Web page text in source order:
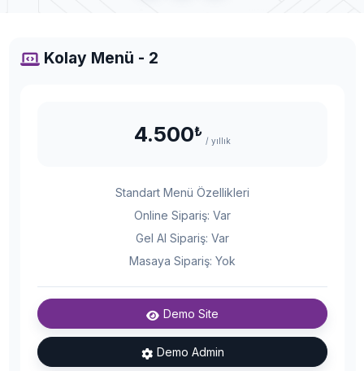
Kolay Menü - 2
4.500₺
/ yıllık
Standart Menü Özellikleri
Online Sipariş: Var
Gel Al Sipariş: Var
Masaya Sipariş: Yok
Demo Site
Demo Admin